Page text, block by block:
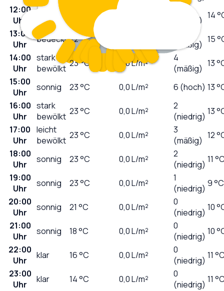
12:00
Uhr
bedeckt
(mäßig) 14
13:00
Uhr
bedeckt22°C
(mäßig) 15
14:00
Uhr
stark
bewölkt 23°C 0,0L/m²
4
(mäßig) 13
15:00
Uhr
sonnig 23°C 0,0L/m² 6 (hoch) 13
16:00
Uhr
stark
bewölkt 23°C 0,0L/m²
2
(niedrig) 13
17:00
Uhr
leicht
bewölkt 23°C 0,0L/m²
3
(mäßig) 12
18:00
Uhr
sonnig 23°C 0,0L/m²
2
(niedrig) 11
19:00
Uhr
sonnig 23°C 0,0L/m²
1
(niedrig) 9 °C
20:00
Uhr
sonnig 21 °C 0,0L/m²
0
(niedrig) 10
21:00
Uhr
sonnig 18°C 0,0L/m²
0
(niedrig) 10
22:00
Uhr
klar 16°C 0,0L/m²
0
(niedrig) 11
23:00
Uhr
klar 14°C 0,0L/m²
0
(niedrig) 11